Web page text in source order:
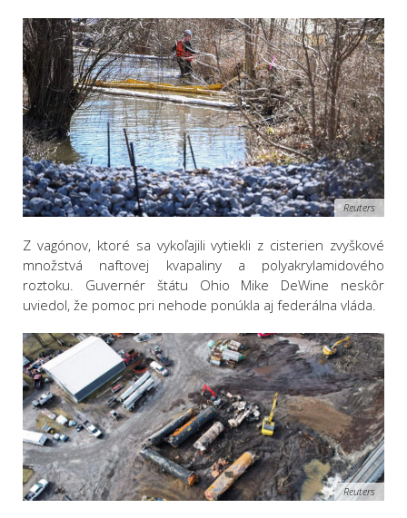
Reuters
Z vagónov, ktoré sa vykoľajili vytiekli z cisterien zvyškové
množstvá naftovej kvapaliny a polyakrylamidového
roztoku. Guvernér štátu Ohio Mike DeWine neskôr
uviedol, že pomoc pri nehode ponúkla aj federálna vláda.
Reuters